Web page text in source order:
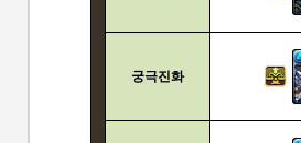
궁극진화